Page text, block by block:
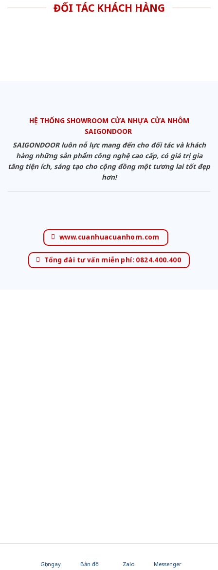
ĐỐI TÁC KHÁCH HÀNG
HỆ THỐNG SHOWROOM CỬA NHỰA CỬA NHÔM
SAIGONDOOR
SAIGONDOOR luôn nỗ lực mang đến cho đối tác và khách
hàng những sản phẩm công nghệ cao cấp, có giá trị gia
tăng tiện ích, sáng tạo cho cộng đồng một tương lai tốt đẹp
hơn!
www.cuanhuacuanhom.com
Tổng đài tư vấn miễn phí: 0824.400.400
Gọi ngay Bản đồ Zalo Messenger